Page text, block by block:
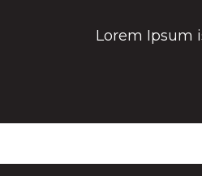
Lorem Ipsum